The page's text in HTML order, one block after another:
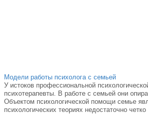
Модели работы психолога с семьей
У истоков профессиональной
психотерапевты. В работе с семьей они
Объектом психологической помощи семье
психологических теориях недостаточно